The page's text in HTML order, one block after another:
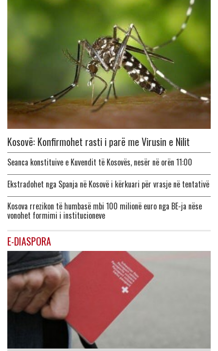
Kosovë: Konfirmohet rasti i parë me Virusin e Nilit
Seanca konstituive e Kuvendit të Kosovës, nesër në orën 11:00
Ekstradohet nga Spanja në Kosovë i kërkuari për vrasje në tentativë
Kosova rrezikon të humbasë mbi 100 milionë euro nga BE-ja nëse
vonohet formimi i institucioneve
E-DIASPORA